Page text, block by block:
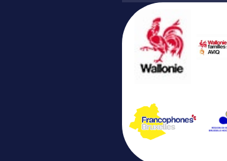
Avec le soutien de ...